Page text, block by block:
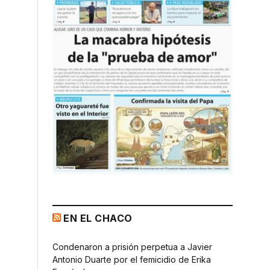
EN EL CHACO
Condenaron a prisión perpetua a Javier
Antonio Duarte por el femicidio de Erika